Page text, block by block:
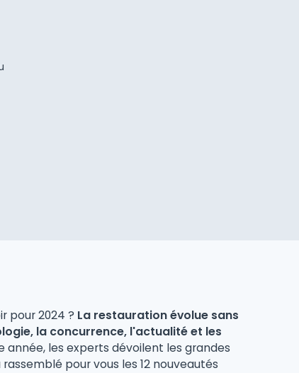
pour 2024 ? La restauration évolue sans
la concurrence, l'actualité et les
année, les experts dévoilent les grandes
pour vous les 12 nouveautés